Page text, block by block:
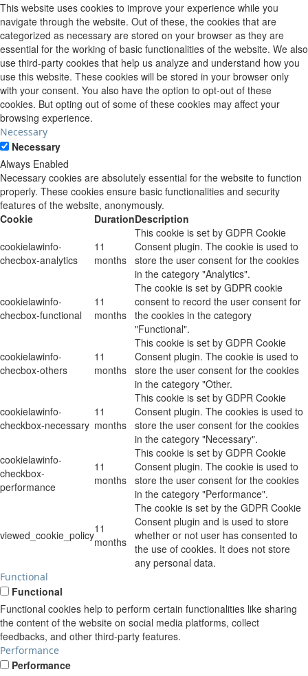
This website uses cookies to improve your experience while you
navigate through the website. Out of these, the cookies that are
categorized as necessary are stored on your browser as they are
essential for the working of basic functionalities of the website. We also
use third-party cookies that help us analyze and understand how you
use this website. These cookies will be stored in your browser only
with your consent. You also have the option to opt-out of these
cookies. But opting out of some of these cookies may affect your
browsing experience.
Necessary
Necessary
Always Enabled
Necessary cookies are absolutely essential for the website to function
properly. These cookies ensure basic functionalities and security
features of the website, anonymously.
Cookie
DurationDescription
cookielawinfo-
checbox-analytics
11
months
This cookie is set by GDPR Cookie
Consent plugin. The cookie is used to
store the user consent for the cookies
in the category "Analytics".
cookielawinfo-
checbox-functional
11
months
The cookie is set by GDPR cookie
consent to record the user consent for
the cookies in the category
"Functional".
cookielawinfo-
checbox-others
11
months
This cookie is set by GDPR Cookie
Consent plugin. The cookie is used to
store the user consent for the cookies
in the category "Other.
cookielawinfo-
checkbox-necessary
11
months
This cookie is set by GDPR Cookie
Consent plugin. The cookies is used to
store the user consent for the cookies
in the category "Necessary".
cookielawinfo-
checkbox-
performance
11
months
This cookie is set by GDPR Cookie
Consent plugin. The cookie is used to
store the user consent for the cookies
in the category "Performance".
viewed_cookie_policy11
months
The cookie is set by the GDPR Cookie
Consent plugin and is used to store
whether or not user has consented to
the use of cookies. It does not store
any personal data.
Functional
Functional
Functional cookies help to perform certain functionalities like sharing
the content of the website on social media platforms, collect
feedbacks, and other third-party features.
Performance
Performance